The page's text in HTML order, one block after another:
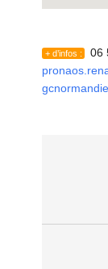
+ d’infos :
06